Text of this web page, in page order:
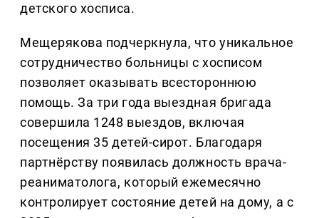
детского хосписа.
Мещерякова подчеркнула, что уникальное
сотрудничество больницы с хосписом
позволяет оказывать всестороннюю
помощь. За три года выездная бригада
совершила 1248 выездов, включая
посещения 35 детей-сирот. Благодаря
партнёрству появилась должность врача-
реаниматолога, который ежемесячно
контролирует состояние детей на дому, а с